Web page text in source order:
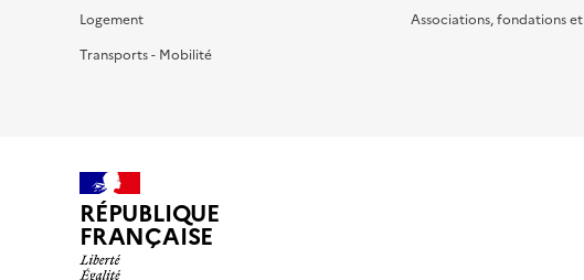
Logement
Transports - Mobilité
Associations, fondations
RÉPUBLIQUE
FRANÇAISE